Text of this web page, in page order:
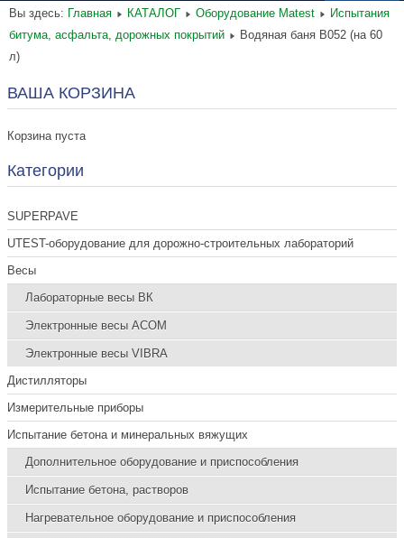
Вы здесь: Главная КАТАЛОГ Оборудование Matest
Испытания
битума, асфальта, дорожных покрытий
Водяная баня B052 (на 60
л)
ВАША КОРЗИНА
Корзина пуста
Категории
SUPERPAVE
UTEST-оборудование для дорожно-строительных лабораторий
Весы
Лабораторные весы ВК
Электронные весы ACOM
Электронные весы VIBRA
Дистилляторы
Измерительные приборы
Испытание бетона и минеральных вяжущих
Дополнительное оборудование и приспособления
Испытание бетона, растворов
Нагревательное оборудование и приспособления